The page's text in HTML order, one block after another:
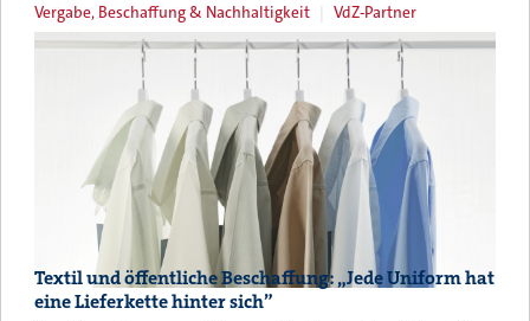
Vergabe, Beschaffung & Nachhaltigkeit VdZ-Partner
Textil und öffentliche Beschaffung: „Jede Uniform hat
eine Lieferkette hinter sich”